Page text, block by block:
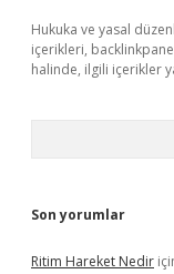
Hukuka ve yasal
içerikleri,
halinde, ilgili içerikler
Son yorumlar
Ritim Hareket Nedir